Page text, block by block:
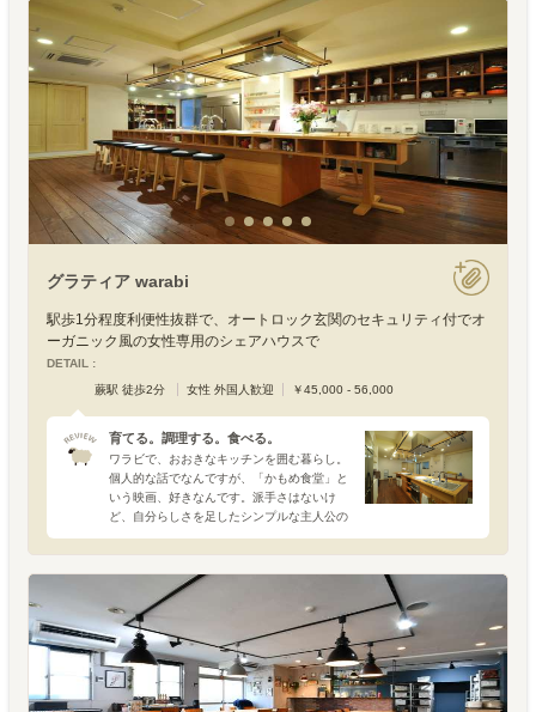
グラティア warabi
駅歩1分程度利便性抜群で、オートロック玄関のセキュリティ付でオ
ーガニック風の女性専用のシェアハウスで
DETAIL :
蕨駅 徒歩2分
女性 外国人歓迎 ￥45,000 - 56,000
育てる。調理する。食べる。
ワラビで、おおきなキッチンを囲む暮らし。
個人的な話でなんですが、「かもめ食堂」と
いう映画、好きなんです。派手さはないけ
ど、自分らしさを足したシンプルな主人公の
ルフードのもとに不思議な縁で集った人たち
の日常を綴った作品で